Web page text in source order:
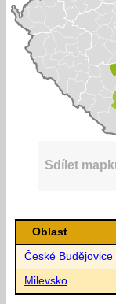
Sdílet
Oblast
České Budějovice
Milevsko